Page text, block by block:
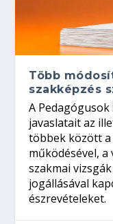
Több
szakképzés
A
javaslatait az
többek között
működésével, a
szakmai
jogállásával
észrevételeket.